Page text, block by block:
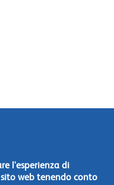
l'esperienza di
web tenendo conto